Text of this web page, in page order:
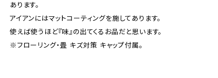
あります。
アイアンにはマットコーティングを施してあります。
使えば使うほど『味』の出てくるお品だと思います。
※フローリング・畳 キズ対策 キャップ付属。